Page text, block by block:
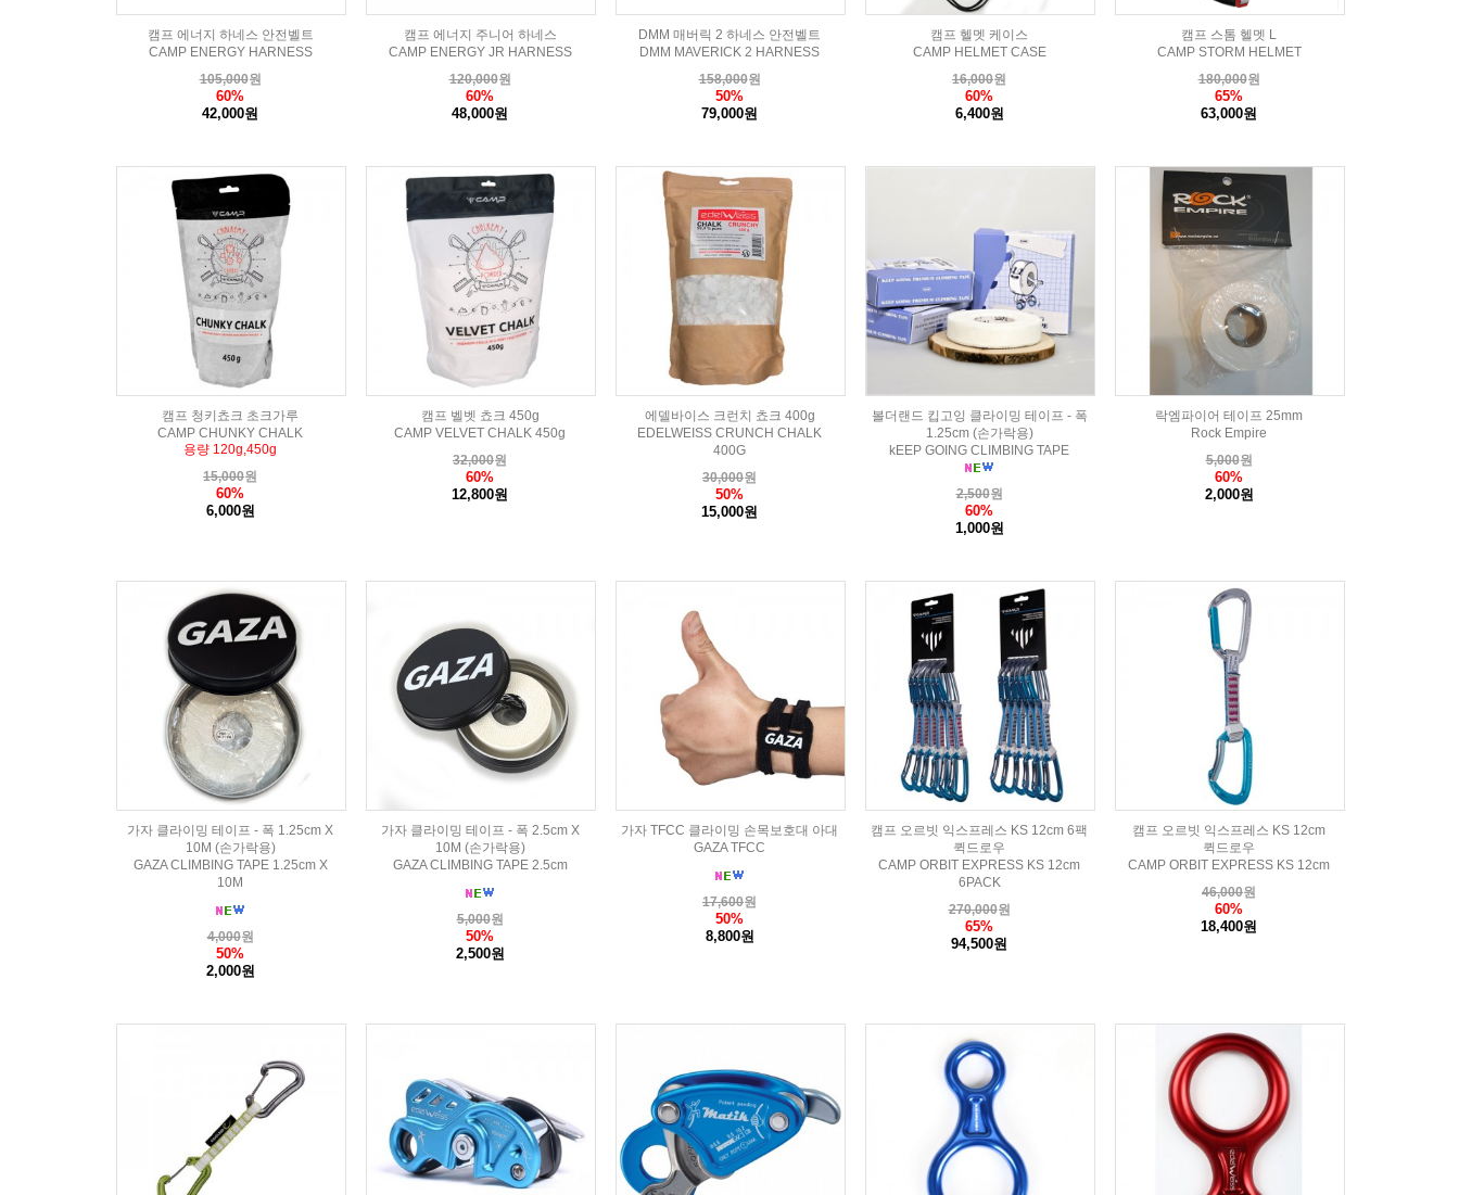
캠프 에너지 하네스 안전벨트
CAMP ENERGY HARNESS
105,000원
60%
42,000원
캠프 에너지 주니어 하네스
CAMP ENERGY JR HARNESS
120,000원
60%
48,000원
DMM 매버릭 2 하네스 안전벨트
DMM MAVERICK 2 HARNESS
158,000원
50%
79,000원
캠프 헬멧 케이스
CAMP HELMET CASE
16,000원
60%
6,400원
캠프 스톰 헬멧 L
CAMP STORM HELMET
180,000원
65%
63,000원
캠프 청키쵸크 초크가루
CAMP CHUNKY CHALK
용량 120g,450g
15,000원
60%
6,000원
캠프 벨벳 쵸크 450g
CAMP VELVET CHALK 450g
32,000원
60%
12,800원
에델바이스 크런치 쵸크 400g
EDELWEISS CRUNCH CHALK
400G
30,000원
50%
15,000원
볼더랜드 킵고잉 클라이밍 테이프 - 폭
1.25cm (손가락용)
kEEP GOING CLIMBING TAPE
2,500원
60%
1,000원
락엠파이어 테이프 25mm
Rock Empire
5,000원
60%
2,000원
가자 클라이밍 테이프 - 폭 1.25cm X
10M (손가락용)
GAZA CLIMBING TAPE 1.25cm X
10M
4,000원
50%
2,000원
가자 클라이밍 테이프 - 폭 2.5cm X
10M (손가락용)
GAZA CLIMBING TAPE 2.5cm
5,000원
50%
2,500원
가자 TFCC 클라이밍 손목보호대 아대
GAZA TFCC
17,600원
50%
8,800원
캠프 오르빗 익스프레스 KS 12cm 6팩
퀵드로우
CAMP ORBIT EXPRESS KS 12cm
6PACK
270,000원
65%
94,500원
캠프 오르빗 익스프레스 KS 12cm
퀵드로우
CAMP ORBIT EXPRESS KS 12cm
46,000원
60%
18,400원